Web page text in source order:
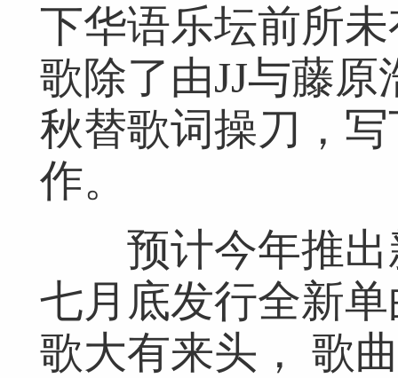
下华语乐坛前所
歌除了由JJ与藤原
秋替歌词操刀，
作。
预计今年推出
七月底发行全新
歌大有来头， 歌